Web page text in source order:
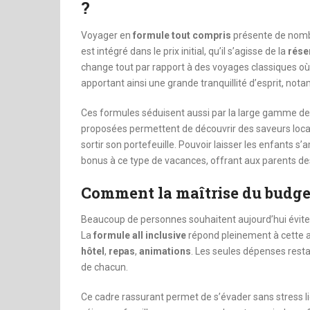
?
Voyager en formule tout compris présente de
est intégré dans le prix initial, qu’il s’agisse de la
change tout par rapport à des voyages classiques
apportant ainsi une grande tranquillité d’esprit,
Ces formules séduisent aussi par la large gamme
proposées permettent de découvrir des saveurs
sortir son portefeuille. Pouvoir laisser les enfants
bonus à ce type de vacances, offrant aux parents
Comment la maîtrise du
Beaucoup de personnes souhaitent aujourd’hui
La formule all inclusiverépond pleinement à cette
hôtel , repas, animations . Les seules dépenses
de chacun.
Ce cadre rassurant permet de s’évader sans stress